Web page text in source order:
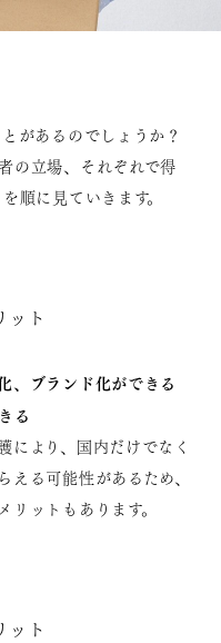
があるのでしょうか？
の立場、それぞれで得
順に見ていきます。
ット
、ブランド化ができる
る
により、国内だけでなく
る可能性があるため、
ットもあります。
ット